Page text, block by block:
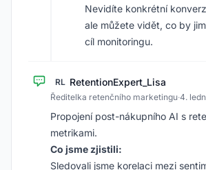
Nevidíte konkrétní
ale můžete vidět, co by
cíl monitoringu.
RL RetentionExpert_Lisa
Ředitelka retenčního marketingu·4.
Propojení post-nákupního AI s
metrikami.
Co jsme zjistili:
Sledovali jsme korelaci mezi